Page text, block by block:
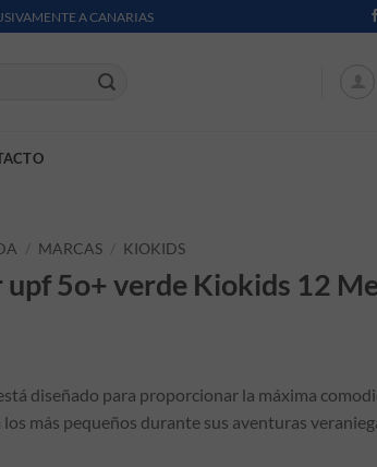
A CANARIAS
/ MARCAS / KIOKIDS
upf 5o+ verde Kiokids 12
diseñado para proporcionar la máxima
los más pequeños durante sus aventuras